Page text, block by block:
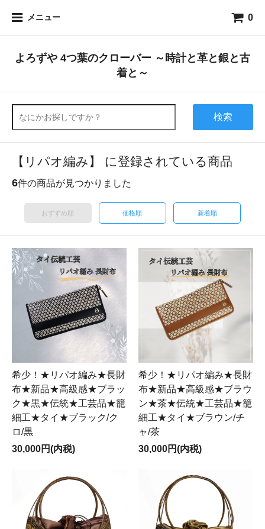
メニュー 0
よろずや 4つ葉のクローバー ～時計と革と銀と古
着と～
検索
【リパオ編み】 に登録されている商品
6件の商品が見つかりました
おすすめ順 価格順 新着順
希少！★リパオ編み★長財
布★新品★高級感★ブラッ
ク★黒★伝統★工芸品★籠
細工★タイ★ブラック/ク
ロ/黒
30,000円(内税)
希少！★リパオ編み★長財
布★新品★高級感★ブラウ
ン★茶★伝統★工芸品★籠
細工★タイ★ブラウン/チ
ャ/茶
30,000円(内税)